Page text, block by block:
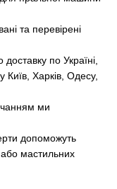
та перевірені
по Україні,
Харків, Одесу,
ми
допоможуть
або мастильних